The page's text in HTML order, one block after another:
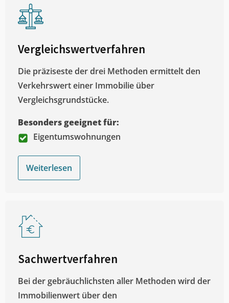
Vergleichswertverfahren
Die präziseste der drei Methoden ermittelt den
Verkehrswert einer Immobilie über
Vergleichsgrundstücke.
Besonders geeignet für:
Eigentumswohnungen
Weiterlesen
Sachwertverfahren
Bei der gebräuchlichsten aller Methoden wird der
Immobilienwert über den